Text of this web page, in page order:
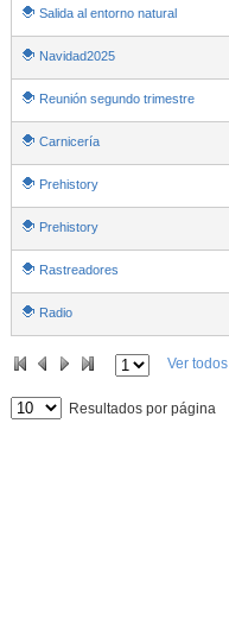
Salida al entorno natural
Navidad2025
Reunión segundo trimestre
Carnicería
Prehistory
Prehistory
Rastreadores
Radio
Ver todos
Resultados por página